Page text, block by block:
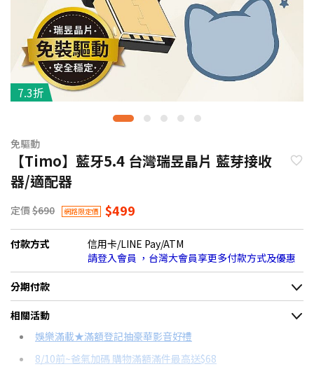
7.3折
免驅動
【Timo】藍牙5.4 台灣瑞昱晶片 藍芽接收
器/適配器
定價 $690 網路限定價 $499
付款方式
信用卡/LINE Pay/ATM
請登入會員 ，台灣大會員享更多付款方式及優惠
分期付款
＊實際可分期數、適用利率，請以購物車顯示為主
信用卡分期
分期數 每期金額 配合銀行/業者
相關活動
娛樂滿載★滿額登記抽豪華影音好禮
8/10前~爸氣加碼 購物滿額滿件最高送$68